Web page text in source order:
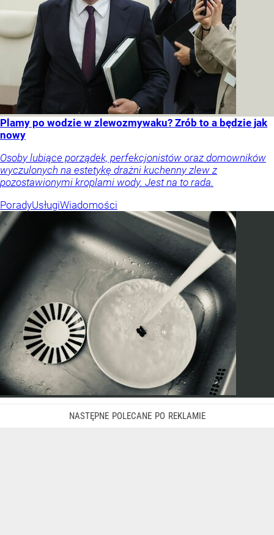
Plamy po wodzie w zlewozmywaku? Zrób to a będzie jak
nowy
Osoby lubiące porządek, perfekcjonistów oraz domowników
wyczulonych na estetykę drażni kuchenny zlew z
pozostawionymi kroplami wody. Jest na to rada.
PoradyUsługiWiadomości